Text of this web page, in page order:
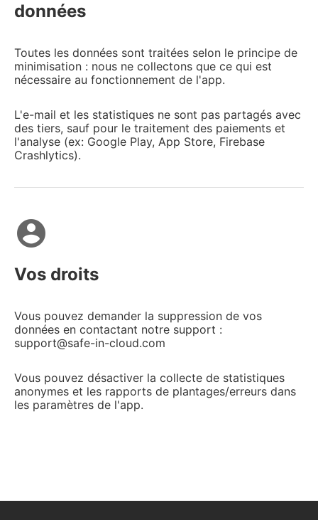
données
Toutes les données sont traitées selon le principe de
minimisation : nous ne collectons que ce qui est
nécessaire au fonctionnement de l'app.
L'e-mail et les statistiques ne sont pas partagés avec
des tiers, sauf pour le traitement des paiements et
l'analyse (ex: Google Play, App Store, Firebase
Crashlytics).
account_circle
Vos droits
Vous pouvez demander la suppression de vos
données en contactant notre support :
support@safe-in-cloud.com
Vous pouvez désactiver la collecte de statistiques
anonymes et les rapports de plantages/erreurs dans
les paramètres de l'app.